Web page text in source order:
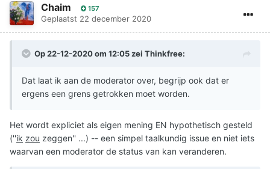
Chaim 157
Geplaatst 22 december 2020
Op 22-12-2020 om 12:05 zei Thinkfree:
Dat laat ik aan de moderator over, begrijp ook dat er
ergens een grens getrokken moet worden.
Het wordt expliciet als eigen mening EN hypothetisch gesteld
(''ik zou zeggen'' ...) -- een simpel taalkundig issue en niet iets
waarvan een moderator de status van kan veranderen.